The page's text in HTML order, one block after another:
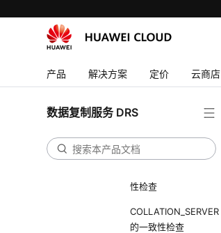
产品 解决方案 定价 云商店
数据复制服务 DRS
server_id是否符合
增量迁移要求
据库表名大小写敏
感性检查
源数据库中是否存
象名称
性检查
COLLATION_SERVER
的一致性检查